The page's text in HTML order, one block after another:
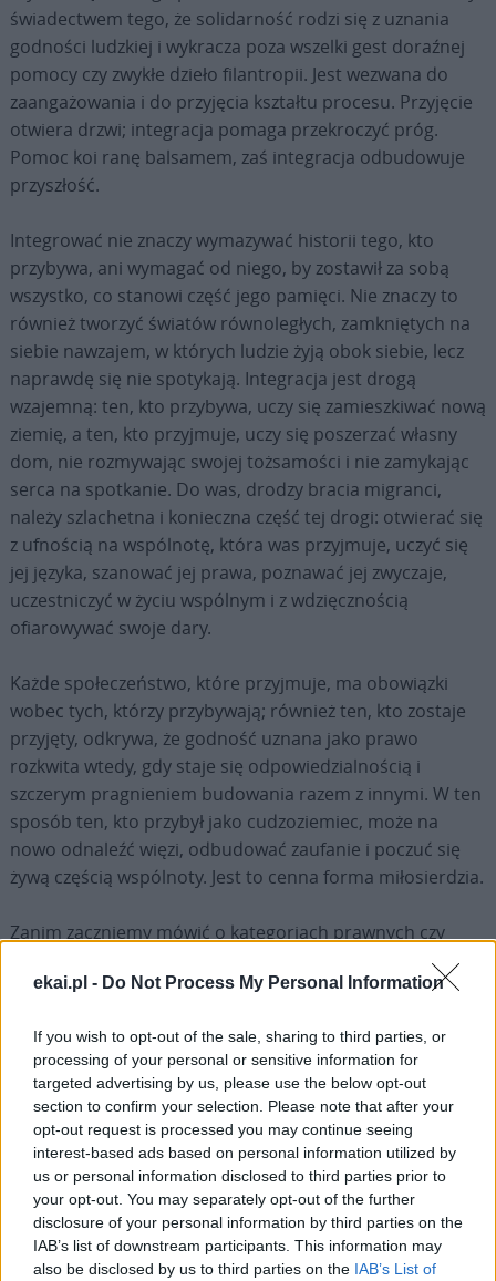
ekai.pl - Do Not Process My Personal Information
If you wish to opt-out of the sale, sharing to third parties, or
processing of your personal or sensitive information for
targeted advertising by us, please use the below opt-out
section to confirm your selection. Please note that after your
opt-out request is processed you may continue seeing
interest-based ads based on personal information utilized by
us or personal information disclosed to third parties prior to
your opt-out. You may separately opt-out of the further
disclosure of your personal information by third parties on the
IAB’s list of downstream participants. This information may
also be disclosed by us to third parties on the IAB’s List of
świadectwem tego, że solidarność rodzi się z uznania
godności ludzkiej i wykracza poza wszelki gest doraźnej
pomocy czy zwykłe dzieło filantropii. Jest wezwana do
zaangażowania i do przyjęcia kształtu procesu. Przyjęcie
otwiera drzwi; integracja pomaga przekroczyć próg.
Pomoc koi ranę balsamem, zaś integracja odbudowuje
przyszłość.
Integrować nie znaczy wymazywać historii tego, kto
przybywa, ani wymagać od niego, by zostawił za sobą
wszystko, co stanowi część jego pamięci. Nie znaczy to
również tworzyć światów równoległych, zamkniętych na
siebie nawzajem, w których ludzie żyją obok siebie, lecz
naprawdę się nie spotykają. Integracja jest drogą
wzajemną: ten, kto przybywa, uczy się zamieszkiwać nową
ziemię, a ten, kto przyjmuje, uczy się poszerzać własny
dom, nie rozmywając swojej tożsamości i nie zamykając
serca na spotkanie. Do was, drodzy bracia migranci,
należy szlachetna i konieczna część tej drogi: otwierać się
z ufnością na wspólnotę, która was przyjmuje, uczyć się
jej języka, szanować jej prawa, poznawać jej zwyczaje,
uczestniczyć w życiu wspólnym i z wdzięcznością
ofiarowywać swoje dary.
Każde społeczeństwo, które przyjmuje, ma obowiązki
wobec tych, którzy przybywają; również ten, kto zostaje
przyjęty, odkrywa, że godność uznana jako prawo
rozkwita wtedy, gdy staje się odpowiedzialnością i
szczerym pragnieniem budowania razem z innymi. W ten
sposób ten, kto przybył jako cudzoziemiec, może na
nowo odnaleźć więzi, odbudować zaufanie i poczuć się
żywą częścią wspólnoty. Jest to cenna forma miłosierdzia.
Zanim zaczniemy mówić o kategoriach prawnych czy
problemach wymagających zarządzania, mówimy przede
wszystkim o osobach stworzonych na obraz i
po kilku próbach – jak w przypadku Khalida – szukają
kogoś, kto powie im gestami, zanim uczyni to słowami:
twoje życie nie jest czymś przeznaczonym na odrzucenie,
twoje cierpienie nie jest niewidzialne, twoja godność nie
rozpłynęła się w wodach, które przemierzyłeś – jak wyraził
to Mbacke. Szukają jednak także czegoś więcej:
konkretnej możliwości rozpoczęcia na nowo, uczenia się,
pracy, służby, uczestnictwa, aby nie pozostać na zawsze
uwięzionymi w roli ofiar.